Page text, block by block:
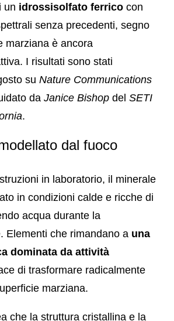
un idrossisolfato ferrico con
senza precedenti, segno
marziana è ancora
I risultati sono stati
su Nature Communications
da Janice Bishop del SETI
.
dal fuoco
in laboratorio, il minerale
in condizioni calde e ricche di
acqua durante la
Elementi che rimandano a una
dominata da attività
di trasformare radicalmente
marziana.
che la struttura cristallina e la